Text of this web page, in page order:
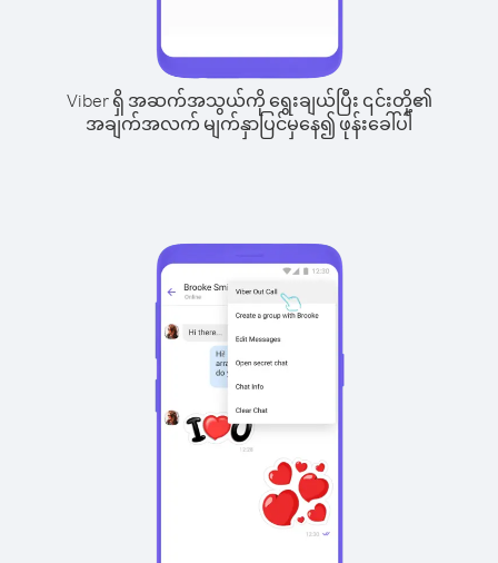
Viber ရှိ အဆက်အသွယ်ကို ရွေးချယ်ပြီး ၎င်းတို့၏
အချက်အလက် မျက်နှာပြင်မှနေ၍ ဖုန်းခေါ်ပါ